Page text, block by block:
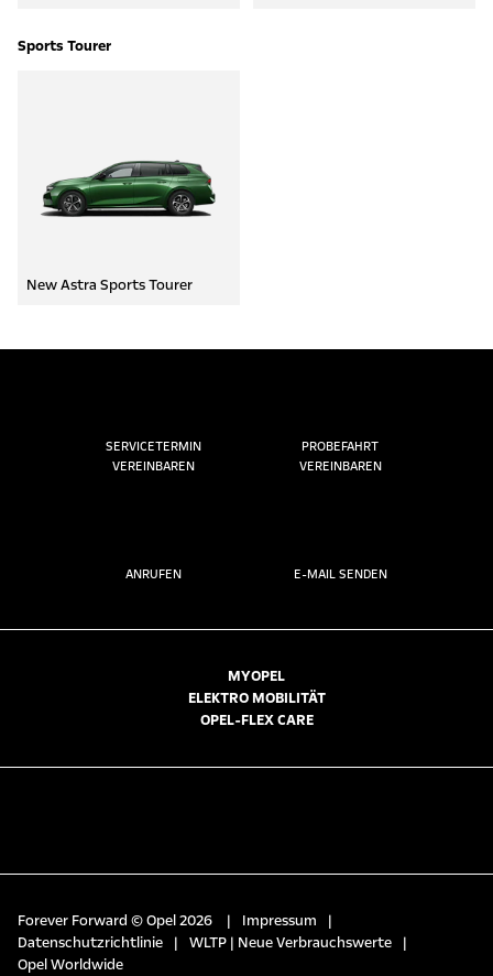
Sports Tourer
New Astra Sports Tourer
SERVICETERMIN
VEREINBAREN
PROBEFAHRT
VEREINBAREN
ANRUFEN E-MAIL SENDEN
MYOPEL
ELEKTRO MOBILITÄT
OPEL-FLEX CARE
Forever Forward © Opel 2026 | Impressum
|
Datenschutzrichtlinie
| WLTP | Neue Verbrauchswerte
|
Opel Worldwide